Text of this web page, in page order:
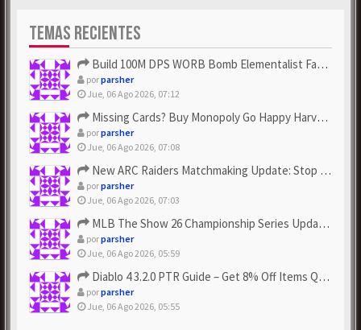
TEMAS RECIENTES
Build 100M DPS WORB Bomb Elementalist Fast - Grab POE Curren...
porparsher
Jue, 06 Ago 2026, 07:12
Missing Cards? Buy Monopoly Go Happy Harvest with Looney Tun...
porparsher
Jue, 06 Ago 2026, 07:08
New ARC Raiders Matchmaking Update: Stop Failed - Grab Bluep...
porparsher
Jue, 06 Ago 2026, 07:03
MLB The Show 26 Championship Series Update! Get Cheap & ...
porparsher
Jue, 06 Ago 2026, 05:59
Diablo 4 3.2.0 PTR Guide – Get 8% Off Items Quickly to Test ...
porparsher
Jue, 06 Ago 2026, 05:55